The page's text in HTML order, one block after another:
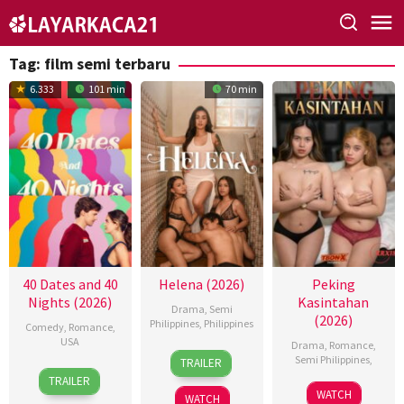
to
content
Tag: film semi terbaru
6.333 101 min
40 Dates and 40
Nights (2026)
Comedy, Romance,
USA
16
Jun
Andy
Delaney
TRAILER
70 min
Helena (2026)
Drama Semi
Philippines Philippines
3
Jul
2026
Omar
Deroca
TRAILER
WATCH
Peking
Kasintahan
(2026)
Drama Romance,
Semi Philippines,
WATCH